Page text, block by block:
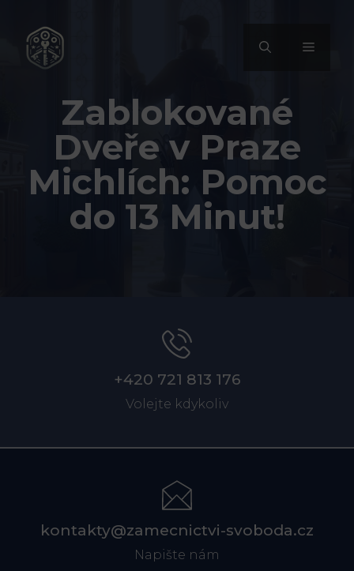
obsah
MENU
Zablokované
Dveře v Praze
Michlích: Pomoc
do 13 Minut!
+420 721 813 176
Volejte kdykoliv
kontakty@zamecnictvi-svoboda.cz
Napište nám